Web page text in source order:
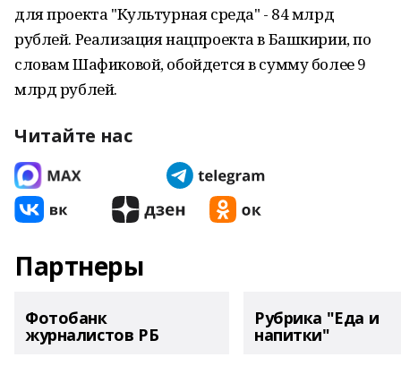
для проекта "Культурная среда" - 84 млрд
рублей. Реализация нацпроекта в Башкирии, по
словам Шафиковой, обойдется в сумму более 9
млрд рублей.
Читайте нас
Партнеры
Фотобанк
журналистов РБ
Рубрика "Еда и
напитки"